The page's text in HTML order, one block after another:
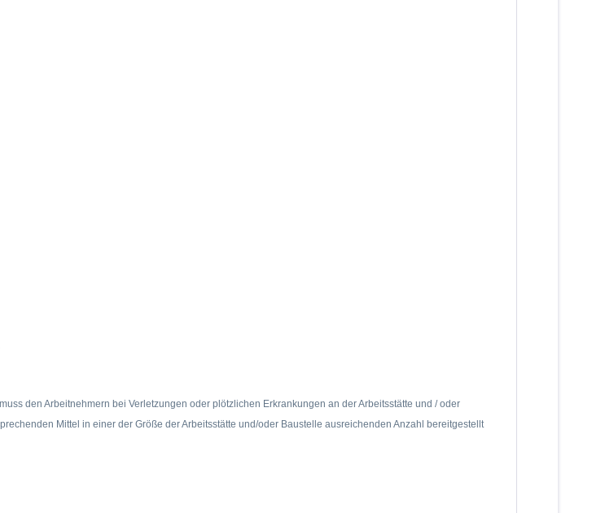
den Arbeitnehmern bei Verletzungen oder plötzlichen Erkrankungen an der Arbeitsstätte und / oder
Mittel in einer der Größe der Arbeitsstätte und/oder Baustelle ausreichenden Anzahl bereitgestellt